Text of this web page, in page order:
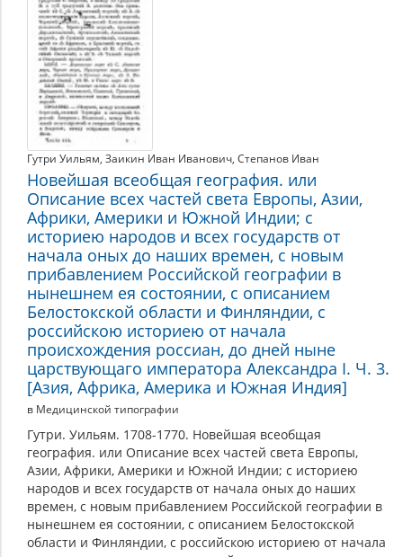
Гутри Уильям, Заикин Иван Иванович, Степанов Иван
Новейшая всеобщая география. или
Описание всех частей света Европы, Азии,
Африки, Америки и Южной Индии; с
историею народов и всех государств от
начала оных до наших времен, с новым
прибавлением Российской географии в
нынешнем ея состоянии, с описанием
Белостокской области и Финляндии, с
российскою историею от начала
происхождения россиан, до дней ныне
царствующаго императора Александра I. Ч. 3.
[Азия, Африка, Америка и Южная Индия]
в Медицинской типографии
Гутри. Уильям. 1708-1770. Новейшая всеобщая
география. или Описание всех частей света Европы,
Азии, Африки, Америки и Южной Индии; с историею
народов и всех государств от начала оных до наших
времен, с новым прибавлением Российской географии в
нынешнем ея состоянии, с описанием Белостокской
области и Финляндии, с российскою историею от начала